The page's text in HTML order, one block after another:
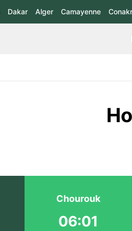
Dakar Alger Camayenne
Chourouk
06:01